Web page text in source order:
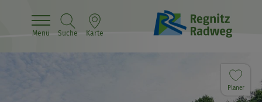
Menü Suche Karte
Planer